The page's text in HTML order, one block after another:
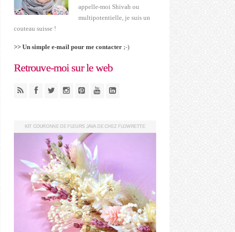
appelle-moi Shivah ou
multipotentielle, je suis un
couteau suisse !
>> Un simple e-mail pour me contacter;-)
Retrouve-moi sur le web
KIT COURONNE DE FLEURS JAVA DE CHEZ FLOWRETTE